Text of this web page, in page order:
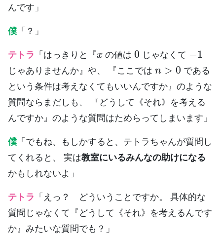
んです」
僕 「？」
テトラ 「はっきりと『 の値は
0
じゃなくて
1
じゃありませんか』や、 『ここでは
n >0
である
という条件は考えなくてもいいんですか』のような
質問ならまだしも、 『どうして《それ》を考える
んですか』のような質問はためらってしまいます」
僕 「でもね、もしかすると、テトラちゃんが質問し
てくれると、 実は教室にいるみんなの助けになる
かもしれないよ」
テトラ 「えっ？ どういうことですか。 具体的な
質問じゃなくて『どうして《それ》を考えるんです
か』みたいな質問でも？」